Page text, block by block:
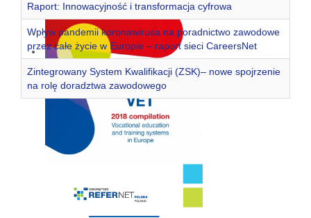
Raport: Innowacyjność i transformacja cyfrowa
Wpływ pandemii koronawirusa na poradnictwo zawodowe
przez całe życie w Europie – raport sieci CareersNet
Zintegrowany System Kwalifikacji (ZSK)– nowe spojrzenie
na rolę doradztwa zawodowego